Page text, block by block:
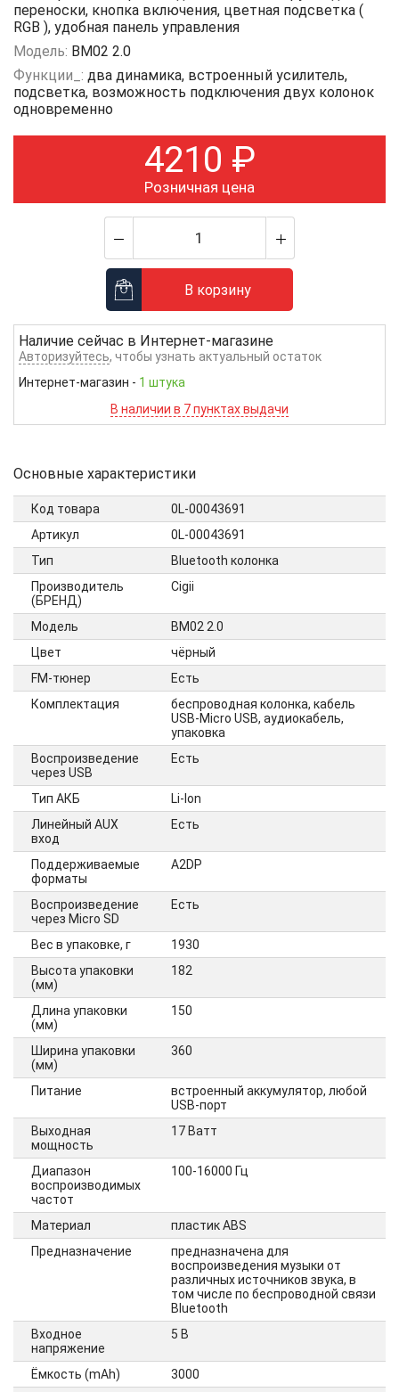
переноски, кнопка включения, цветная подсветка (
RGB ), удобная панель управления
Модель: BM02 2.0
Функции_: два динамика, встроенный усилитель,
подсветка, возможность подключения двух колонок
одновременно
4210 ₽
Розничная цена
В корзину
Наличие сейчас в Интернет-магазине
Авторизуйтесь, чтобы узнать актуальный остаток
Интернет-магазин - 1 штука
В наличии в 7 пунктах выдачи
Основные характеристики
Код товара
0L-00043691
Артикул
0L-00043691
Тип
Bluetooth колонка
Производитель
(БРЕНД)
Cigii
Модель
BM02 2.0
Цвет
чёрный
FM-тюнер
Есть
Комплектация
беспроводная колонка, кабель
USB-Micro USB, аудиокабель,
упаковка
Воспроизведение
через USB
Есть
Тип АКБ
Li-Ion
Линейный AUX
вход
Есть
Поддерживаемые
форматы
A2DP
Воспроизведение
через Micro SD
Есть
Вес в упаковке, г
1930
Высота упаковки
(мм)
182
Длина упаковки
(мм)
150
Ширина упаковки
(мм)
360
Питание
встроенный аккумулятор, любой
USB-порт
Выходная
мощность
17 Ватт
Диапазон
воспроизводимых
частот
100-16000 Гц
Материал
пластик ABS
Предназначение
предназначена для
воспроизведения музыки от
различных источников звука, в
том числе по беспроводной связи
Bluetooth
Входное
напряжение
5 В
Ёмкость (mAh)
3000